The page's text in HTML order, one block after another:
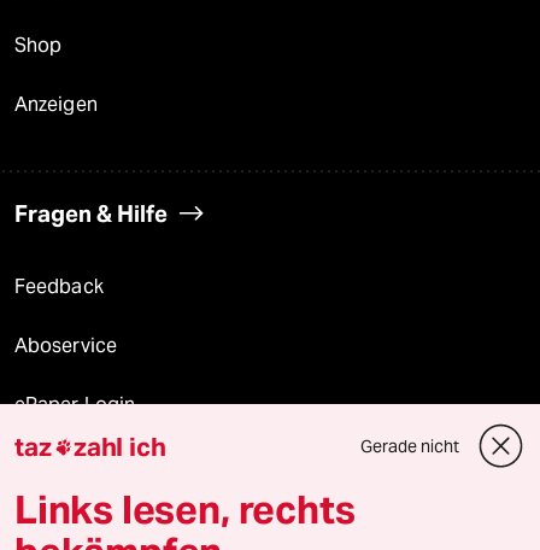
Shop
Anzeigen
Fragen & Hilfe
Feedback
Aboservice
ePaper Login
Downloads für Abonnierende
taz zahl ich Gerade nicht
Links lesen, rechts